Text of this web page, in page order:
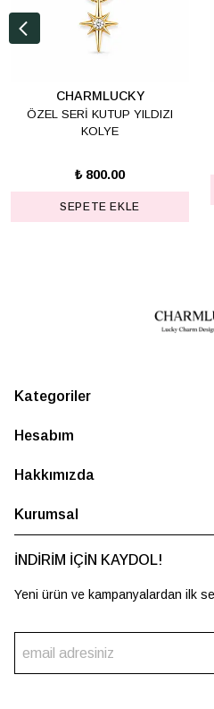
CHARMLUCKY
ÖZEL SERİ KUTUP YILDIZI
KOLYE
₺ 800.00
SEPETE EKLE
Kategoriler
Hesabım
Hakkımızda
Kurumsal
İNDİRİM İÇİN KAYDOL!
Yeni ürün ve kampanyalardan ilk